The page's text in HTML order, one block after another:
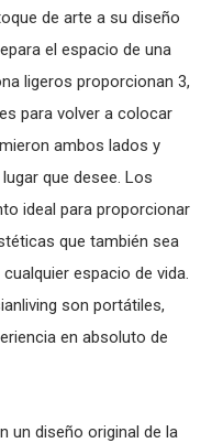
de arte a su diseño
el espacio de una
ligeros proporcionan 3,
para volver a colocar
ambos lados y
que desee. Los
ideal para proporcionar
que también sea
espacio de vida.
son portátiles,
en absoluto de
un diseño original de la